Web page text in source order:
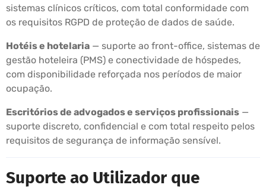
sistemas clínicos críticos, com total conformidade com
os requisitos RGPD de proteção de dados de saúde.
Hotéis e hotelaria — suporte ao front-office, sistemas de
gestão hoteleira (PMS) e conectividade de hóspedes,
com disponibilidade reforçada nos períodos de maior
ocupação.
Escritórios de advogados e serviços profissionais —
suporte discreto, confidencial e com total respeito pelos
requisitos de segurança de informação sensível.
Suporte ao Utilizador que